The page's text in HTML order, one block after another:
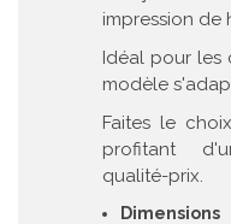
impression de
Idéal pour les
modèle
Faites le
profitant
qualité-prix.
Dimensions